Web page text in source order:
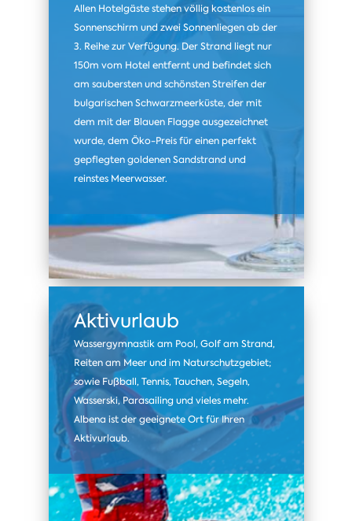
Allen Hotelgäste stehen völlig kostenlos ein
Sonnenschirm und zwei Sonnenliegen ab der
3. Reihe zur Verfügung. Der Strand liegt nur
150m vom Hotel entfernt und befindet sich
am saubersten und schönsten Streifen der
bulgarischen Schwarzmeerküste, der mit
dem mit der Blauen Flagge ausgezeichnet
wurde, dem Öko-Preis für einen perfekt
gepflegten goldenen Sandstrand und
reinstes Meerwasser.
Aktivurlaub
Wassergymnastik am Pool, Golf am Strand,
Reiten am Meer und im Naturschutzgebiet;
sowie Fußball, Tennis, Tauchen, Segeln,
Wasserski, Parasailing und vieles mehr.
Albena ist der geeignete Ort für Ihren
Aktivurlaub.